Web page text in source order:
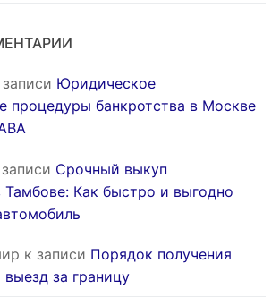
записи Юридическое
процедуры банкротства в Москве
Срочный выкуп
Как быстро и выгодно
к записи Порядок получения
за границу